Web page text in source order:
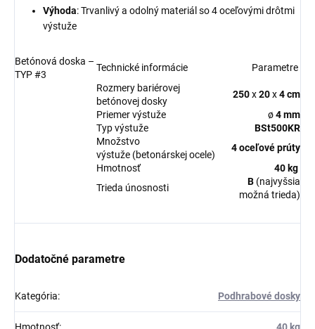
Výhoda: Trvanlivý a odolný materiál so 4 oceľovými drôtmi
výstuže
Betónová doska –
TYP #3
Technické informácie
Parametre
Rozmery bariérovej
betónovej dosky
250x20x4 cm
Priemer výstuže
ø4 mm
Typ výstuže
BSt500KR
Množstvo
výstuže (betonárskej ocele)
4 oceľové prúty
Hmotnosť
40 kg
Trieda únosnosti
B (najvyšsia
možná trieda)
Dodatočné parametre
Kategória: Podhrabové dosky